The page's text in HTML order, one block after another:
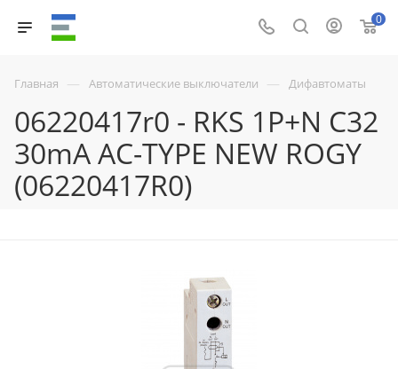
0
Главная — Автоматические выключатели — Дифавтоматы
06220417r0 - RKS 1P+N C32
30mA AC-TYPE NEW ROGY
(06220417R0)